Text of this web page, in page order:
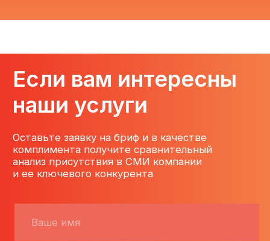
Контакты
Политика конфиденциальности
Согласие на обработку персональных данных
©2025. Longmedia
Сайт разработан Nevsky Agency